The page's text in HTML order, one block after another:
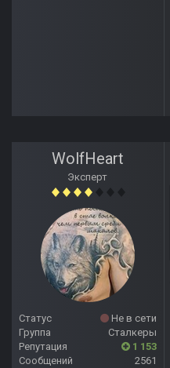
WolfHeart
Эксперт
Статус
Не в сети
Группа
Сталкеры
Репутация
1 153
Сообщений
2561